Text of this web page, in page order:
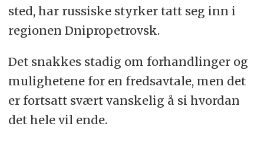
sted, har russiske styrker tatt seg inn i
regionen Dnipropetrovsk.
Det snakkes stadig om forhandlinger og
mulighetene for en fredsavtale, men det
er fortsatt svært vanskelig å si hvordan
det hele vil ende.